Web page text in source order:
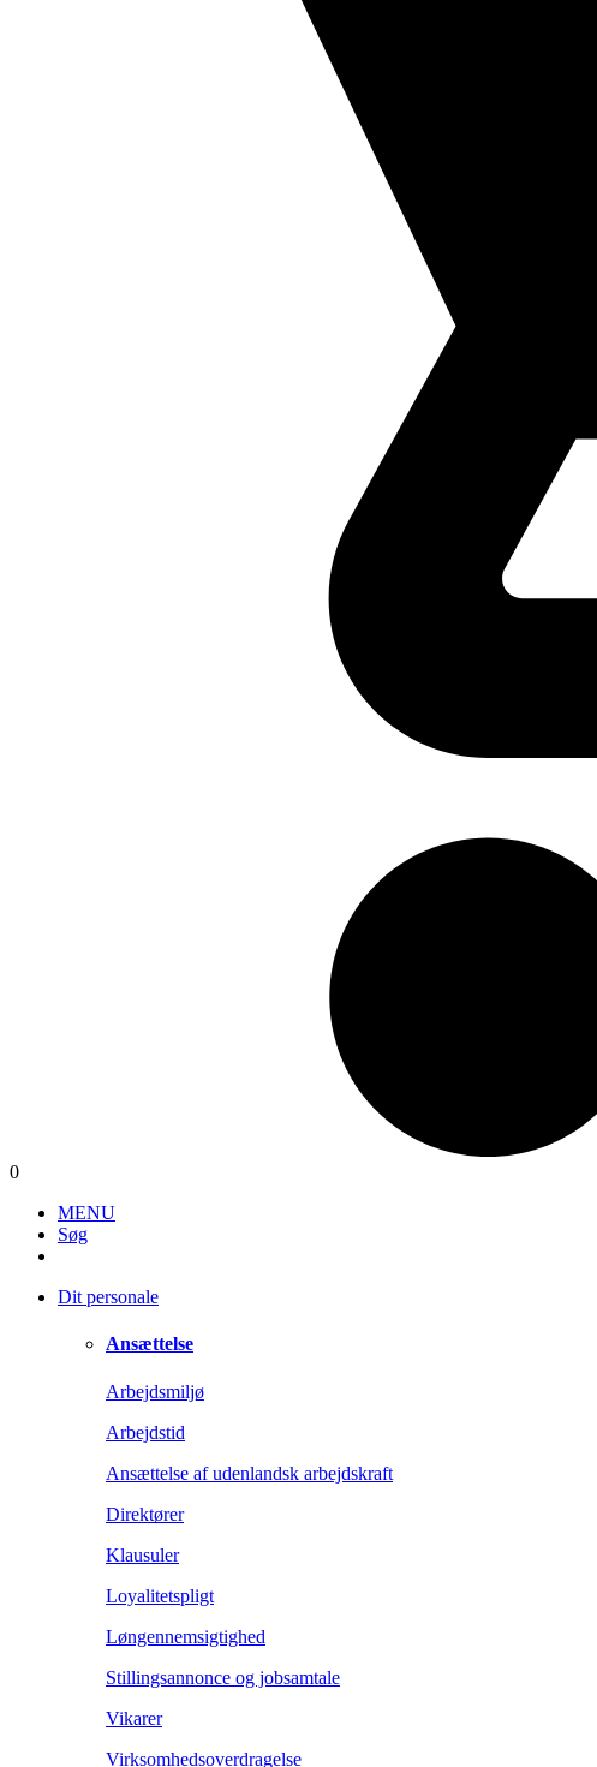
0
MENU
Søg
Dit personale
Ansættelse
Arbejdsmiljø
Arbejdstid
Ansættelse af udenlandsk arbejdskraft
Direktører
Klausuler
Loyalitetspligt
Løngennemsigtighed
Stillingsannonce og jobsamtale
Vikarer
Virksomhedsoverdragelse